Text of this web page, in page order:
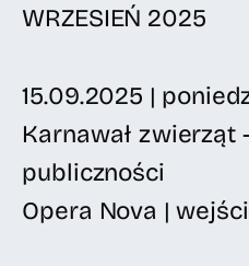
WRZESIEŃ 2025
15.09.2025 |
Karnawał
publiczności
Opera Nova |